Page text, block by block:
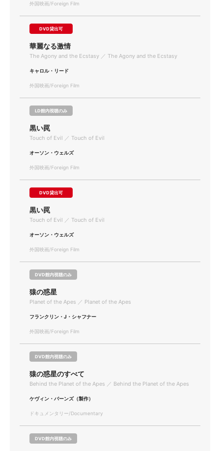
外国映画/Foreign Film
DVD貸出可
華麗なる激情
The Agony and the Ecstasy ／ The Agony and the Ecstasy
キャロル・リード
外国映画/Foreign Film
LD館内視聴のみ
黒い罠
Touch of Evil ／ Touch of Evil
オーソン・ウェルズ
外国映画/Foreign Film
DVD貸出可
黒い罠
Touch of Evil ／ Touch of Evil
オーソン・ウェルズ
外国映画/Foreign Film
DVD館内視聴のみ
猿の惑星
Planet of the Apes ／ Planet of the Apes
フランクリン・J・シャフナー
外国映画/Foreign Film
DVD館内視聴のみ
猿の惑星のすべて
Behind the Planet of the Apes ／ Behind the Planet of the Apes
ケヴィン・バーンズ（製作）
ドキュメンタリー/Documentary
DVD館内視聴のみ